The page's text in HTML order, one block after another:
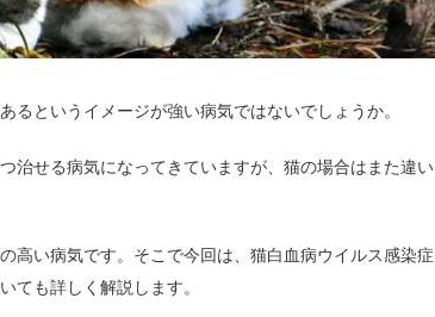
るというイメージが強い病気ではないでしょうか。
治せる病気になってきていますが、猫の場合はまた違い
高い病気です。そこで今回は、猫白血病ウイルス感染症
ても詳しく解説します。